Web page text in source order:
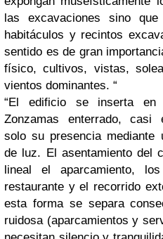
las excavaciones sino
habitáculos y recintos
sentido es de gran
físico, cultivos, vistas,
vientos dominantes. “
“El edificio se inserta en
Zonzamas enterrado, casi
solo su presencia mediante
de luz. El asentamiento del
lineal el aparcamiento,
restaurante y el recorrido
esta forma se separa
ruidosa (aparcamientos y